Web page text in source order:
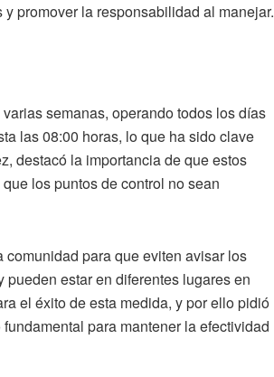
promover la responsabilidad al manejar.
semanas, operando todos los días
las 08:00 horas, lo que ha sido clave
destacó la importancia de que estos
los puntos de control no sean
para que eviten avisar los
estar en diferentes lugares en
el éxito de esta medida, y por ello pidió
para mantener la efectividad